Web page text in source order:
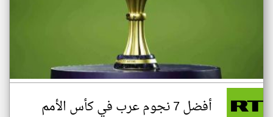
أفضل 7 نجوم عرب في كأس الأمم